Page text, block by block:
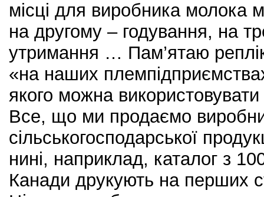
місці для виробника молока
на другому – годування, на
утримання … Пам’ятаю
«на наших
якого можна
Все, що ми продаємо
сільськогосподарської
нині, наприклад, каталог з
Канади друкують на перших